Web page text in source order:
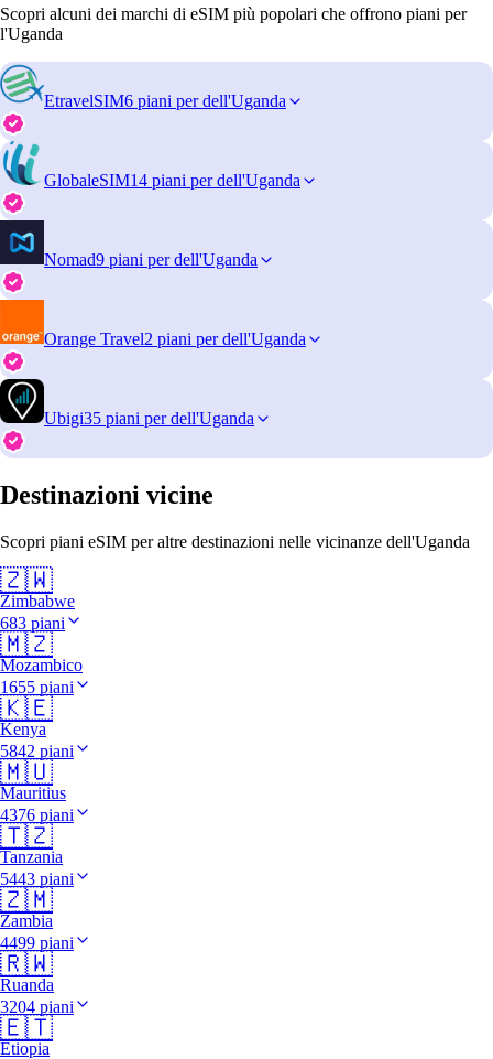
Scopri alcuni dei marchi di eSIM più popolari che offrono piani per
l'Uganda
EtravelSIM6 piani per dell'Uganda
GlobaleSIM14 piani per dell'Uganda
Nomad9 piani per dell'Uganda
Orange Travel2 piani per dell'Uganda
Ubigi35 piani per dell'Uganda
Destinazioni vicine
Scopri piani eSIM per altre destinazioni nelle vicinanze dell'Uganda
🇿🇼
Zimbabwe
683 piani
🇲🇿
Mozambico
1655 piani
🇰🇪
Kenya
5842 piani
🇲🇺
Mauritius
4376 piani
🇹🇿
Tanzania
5443 piani
🇿🇲
Zambia
4499 piani
🇷🇼
Ruanda
3204 piani
🇪🇹
Etiopia